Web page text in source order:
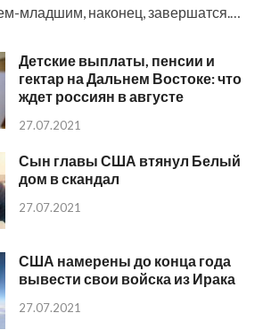
младшим, наконец, завершатся.…
Детские выплаты, пенсии и
гектар на Дальнем Востоке: что
ждет россиян в августе
27.07.2021
Сын главы США втянул Белый
дом в скандал
27.07.2021
США намерены до конца года
вывести свои войска из Ирака
27.07.2021